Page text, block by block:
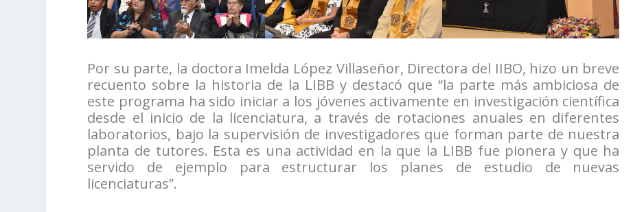
Por su parte, la doctora Imelda López Villaseñor, Directora del IIBO, hizo un breve
recuento sobre la historia de la LIBB y destacó que “la parte más ambiciosa de
este programa ha sido iniciar a los jóvenes activamente en investigación científica
desde el inicio de la licenciatura, a través de rotaciones anuales en diferentes
laboratorios, bajo la supervisión de investigadores que forman parte de nuestra
planta de tutores. Esta es una actividad en la que la LIBB fue pionera y que ha
servido de ejemplo para estructurar los planes de estudio de nuevas
licenciaturas”.